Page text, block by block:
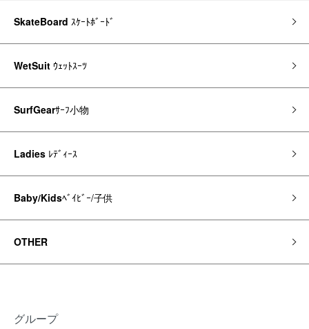
SkateBoard ｽｹｰﾄﾎﾞｰﾄﾞ
WetSuit ｳｪｯﾄｽｰﾂ
SurfGearｻｰﾌ小物
Ladies ﾚﾃﾞｨｰｽ
Baby/Kidsﾍﾞｲﾋﾞｰ/子供
OTHER
グループ